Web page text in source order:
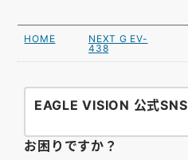
HOME
NEXT G EV-
438
EAGLE VISION 公式SNS
お困りですか？